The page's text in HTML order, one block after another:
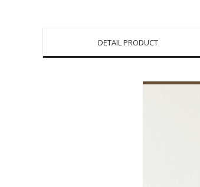
DETAIL PRODUCT